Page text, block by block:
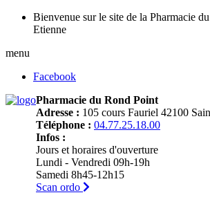
Bienvenue sur le site de la Pharmacie
Etienne
menu
Facebook
Pharmacie du Rond Point
Adresse : 105 cours Fauriel 42100
Téléphone : 04.77.25.18.00
Infos :
Jours et horaires d'ouverture
Lundi - Vendredi 09h-19h
Samedi 8h45-12h15
Scan ordo